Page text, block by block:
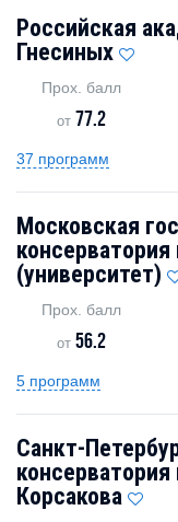
Российская
Гнесиных
Прох. балл
от 77.2
37 программ
Московская
(университет)
Прох. балл
от56.2
5 программ
Санкт-
Корсакова